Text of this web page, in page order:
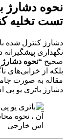
نحوه دشارژ
تست تخلیه
دشارژ کنترل شده
نگهداری
صحیح “نحوه دشارژ
بلکه از خرابی‌های
مقاله به صورت
دشارژ باتری یو پی